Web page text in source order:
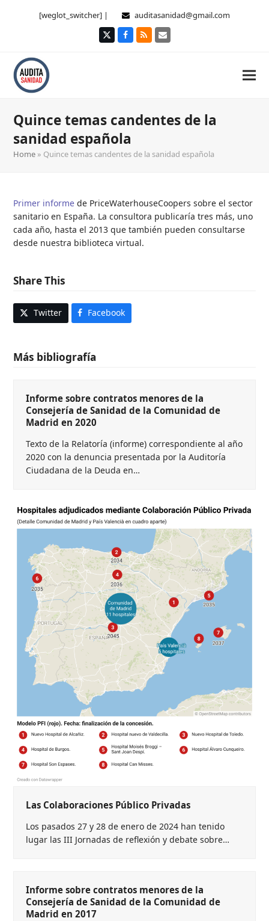
[weglot_switcher] | auditasanidad@gmail.com
TwitterFacebook
RSS Correo
Quince temas candentes de la
sanidad española
Home » Quince temas candentes de la sanidad española
Primer informe de PriceWaterhouseCoopers sobre el sector
sanitario en España. La consultora publicaría tres más, uno
cada año, hasta el 2013 que también pueden consultarse
desde nuestra biblioteca virtual.
Share This
Twitter Facebook
Más bibliografía
Informe sobre contratos menores de la
Consejería de Sanidad de la Comunidad de
Madrid en 2020
Texto de la Relatoría (informe) correspondiente al año
2020 con la denuncia presentada por la Auditoría
Ciudadana de la Deuda en…
Las Colaboraciones Público Privadas
Los pasados 27 y 28 de enero de 2024 han tenido
lugar las III Jornadas de reflexión y debate sobre…
Informe sobre contratos menores de la
Consejería de Sanidad de la Comunidad de
Madrid en 2017